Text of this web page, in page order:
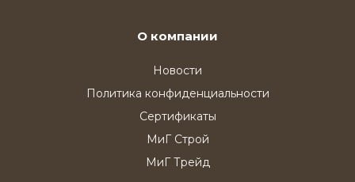
О компании
Новости
Политика конфиденциальности
Сертификаты
МиГ Строй
МиГ Трейд